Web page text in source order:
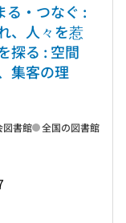
る・つなぐ :
、人々を惹
探る : 空間
集客の理
図書館 全国の図書館